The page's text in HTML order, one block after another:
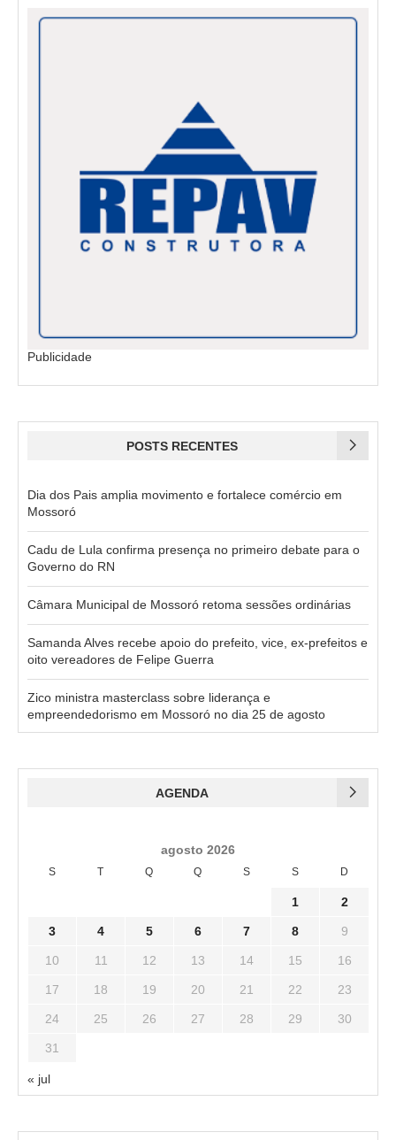
Publicidade
POSTS RECENTES
Dia dos Pais amplia movimento e fortalece comércio em
Mossoró
Cadu de Lula confirma presença no primeiro debate para o
Governo do RN
Câmara Municipal de Mossoró retoma sessões ordinárias
Samanda Alves recebe apoio do prefeito, vice, ex-prefeitos e
oito vereadores de Felipe Guerra
Zico ministra masterclass sobre liderança e
empreendedorismo em Mossoró no dia 25 de agosto
AGENDA
agosto 2026
S T Q Q S S D
1 2
3 4 5 6 7 8 9
10 11 12 13 14 15 16
17 18 19 20 21 22 23
24 25 26 27 28 29 30
31
« jul